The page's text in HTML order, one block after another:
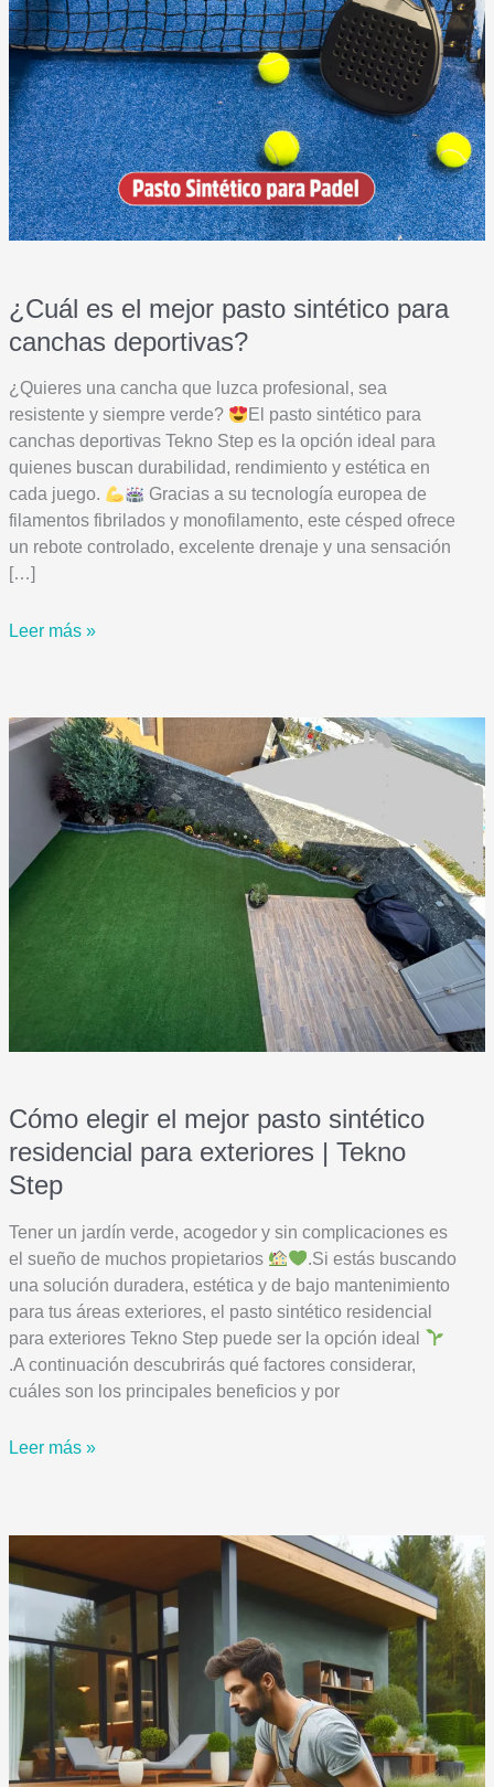
¿Cuál es el mejor pasto sintético para
canchas deportivas?
¿Quieres una cancha que luzca profesional, sea
resistente y siempre verde?
El pasto sintético para
canchas deportivas Tekno Step es la opción ideal para
quienes buscan durabilidad, rendimiento y estética en
cada juego.
Gracias a su tecnología europea de
filamentos fibrilados y monofilamento, este césped ofrece
un rebote controlado, excelente drenaje y una sensación
[…]
¿Cuál
pasto
sintético
canchas
deportivas?
Leer más »
Cómo elegir el mejor pasto sintético
residencial para exteriores | Tekno
Step
Tener un jardín verde, acogedor y sin complicaciones es
el sueño de muchos propietarios
.Si estás buscando
una solución duradera, estética y de bajo mantenimiento
para tus áreas exteriores, el pasto sintético residencial
para exteriores Tekno Step puede ser la opción ideal
.A continuación descubrirás qué factores considerar,
cuáles son los principales beneficios y por
Cómo
pasto
sintético
residencial
para
exteriores
|
Tekno
Step
Leer más »